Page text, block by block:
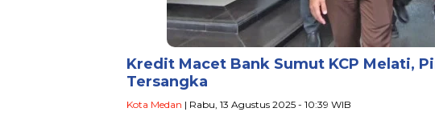
Kredit Macet Bank Sumut KCP Melati,
Tersangka
Kota Medan | Rabu, 13 Agustus 2025 - 10:39 WIB